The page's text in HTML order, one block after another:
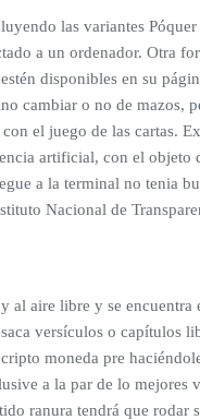
las variantes
a un ordenador. Otra
disponibles en su
cambiar o no de mazos,
el juego de las cartas.
artificial, con el objeto
a la terminal no tenia
Nacional de
aire libre y se encuentra
versículos o capítulos
moneda pre
a la par de lo mejores
ranura tendrá que rodar